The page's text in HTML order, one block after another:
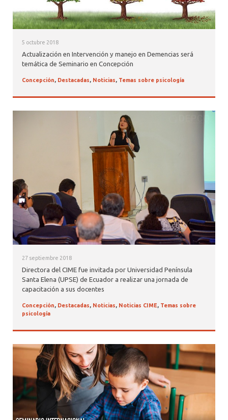
5 octubre 2018
Actualización en Intervención y manejo en Demencias será
temática de Seminario en Concepción
Concepción, Destacadas, Noticias, Temas sobre psicología
27 septiembre 2018
Directora del CIME fue invitada por Universidad Península
Santa Elena (UPSE) de Ecuador a realizar una jornada de
capacitación a sus docentes
Concepción, Destacadas, Noticias, Noticias CIME, Temas sobre
psicología